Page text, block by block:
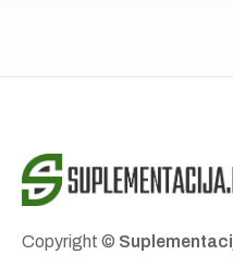
Copyright ©